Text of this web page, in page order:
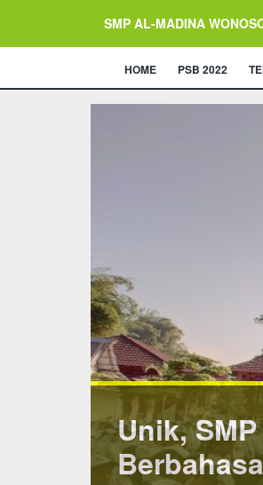
SMP AL-MADINA
HOME PSB 2022
Lebih